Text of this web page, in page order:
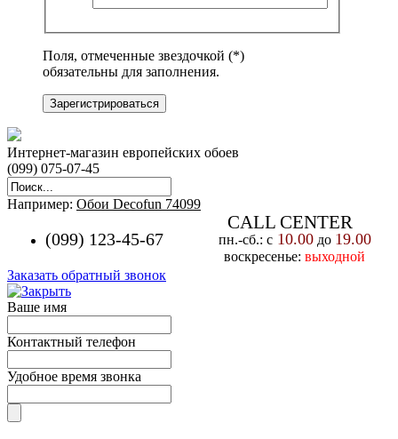
Поля, отмеченные звездочкой (*)
обязательны для заполнения.
Зарегистрироваться
Интернет-магазин европейских обоев
(099) 075-07-45
Например: Обои Decofun 74099
(099) 123-45-67
CALL CENTER
пн.-cб.: с10.00до 19.00
воскресенье: выходной
Заказать обратный звонок
Ваше имя
Контактный телефон
Удобное время звонка